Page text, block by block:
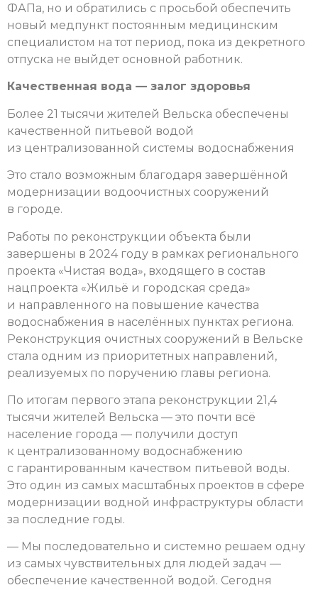
ФАПа, но и обратились с просьбой обеспечить
новый медпункт постоянным медицинским
специалистом на тот период, пока из декретного
отпуска не выйдет основной работник.
Качественная вода — залог здоровья
Более 21 тысячи жителей Вельска обеспечены
качественной питьевой водой
из централизованной системы водоснабжения
Это стало возможным благодаря завершённой
модернизации водоочистных сооружений
в городе.
Работы по реконструкции объекта были
завершены в 2024 году в рамках регионального
проекта «Чистая вода», входящего в состав
нацпроекта «Жильё и городская среда»
и направленного на повышение качества
водоснабжения в населённых пунктах региона.
Реконструкция очистных сооружений в Вельске
стала одним из приоритетных направлений,
реализуемых по поручению главы региона.
По итогам первого этапа реконструкции 21,4
тысячи жителей Вельска — это почти всё
население города — получили доступ
к централизованному водоснабжению
с гарантированным качеством питьевой воды.
Это один из самых масштабных проектов в сфере
модернизации водной инфраструктуры области
за последние годы.
— Мы последовательно и системно решаем одну
из самых чувствительных для людей задач —
обеспечение качественной водой. Сегодня